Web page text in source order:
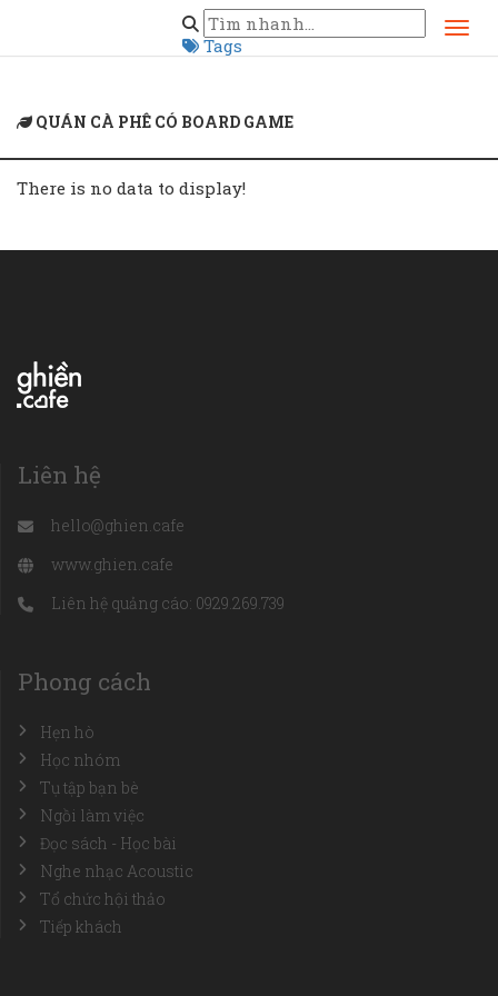
Tags
quán cà phê có board game
QUÁN CÀ PHÊ CÓ BOARD GAME
There is no data to display!
Liên hệ
hello@ghien.cafe
www.ghien.cafe
Liên hệ quảng cáo: 0929.269.739
Phong cách
Hẹn hò
Học nhóm
Tụ tập bạn bè
Ngồi làm việc
Đọc sách - Học bài
Nghe nhạc Acoustic
Tổ chức hội thảo
Tiếp khách